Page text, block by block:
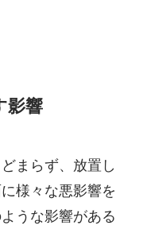
影響
まらず、放置し
様々な悪影響を
うな影響がある